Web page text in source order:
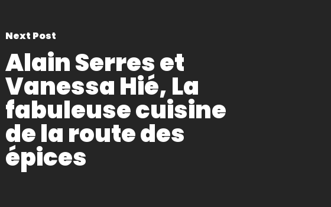
Next Post
Alain Serres et
Vanessa Hié, La
fabuleuse cuisine
de la route des
épices